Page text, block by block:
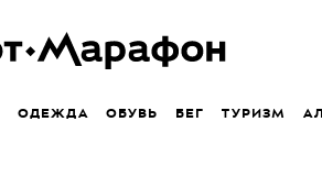
ОДЕЖДА ОБУВЬ БЕГ ТУРИЗМ